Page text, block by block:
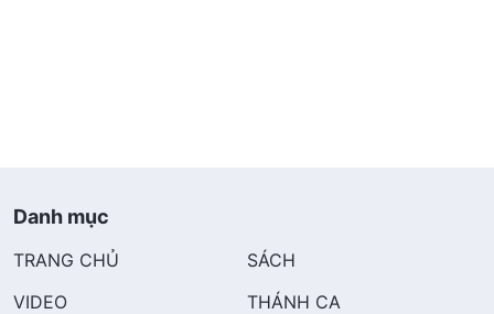
Danh mục
TRANG CHỦ
SÁCH
VIDEO
THÁNH CA